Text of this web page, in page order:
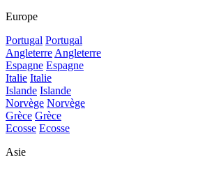
Europe
Portugal Portugal
AngleterreAngleterre
Espagne Espagne
Italie Italie
Islande Islande
Norvège Norvège
Grèce Grèce
Ecosse Ecosse
Asie